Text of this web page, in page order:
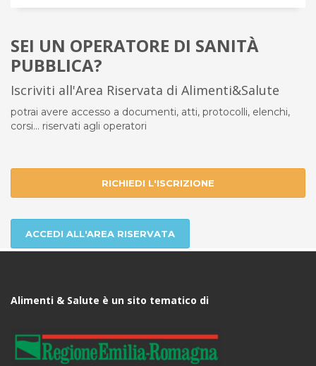
SEI UN OPERATORE DI SANITÀ
PUBBLICA?
Iscriviti all'Area Riservata di Alimenti&Salute
potrai avere accesso a documenti, atti, protocolli, elenchi,
corsi... riservati agli operatori
RICHIEDI L'ISCRIZIONE
ACCEDI ALL'AREA RISERVATA
Alimenti & Salute è un sito tematico di